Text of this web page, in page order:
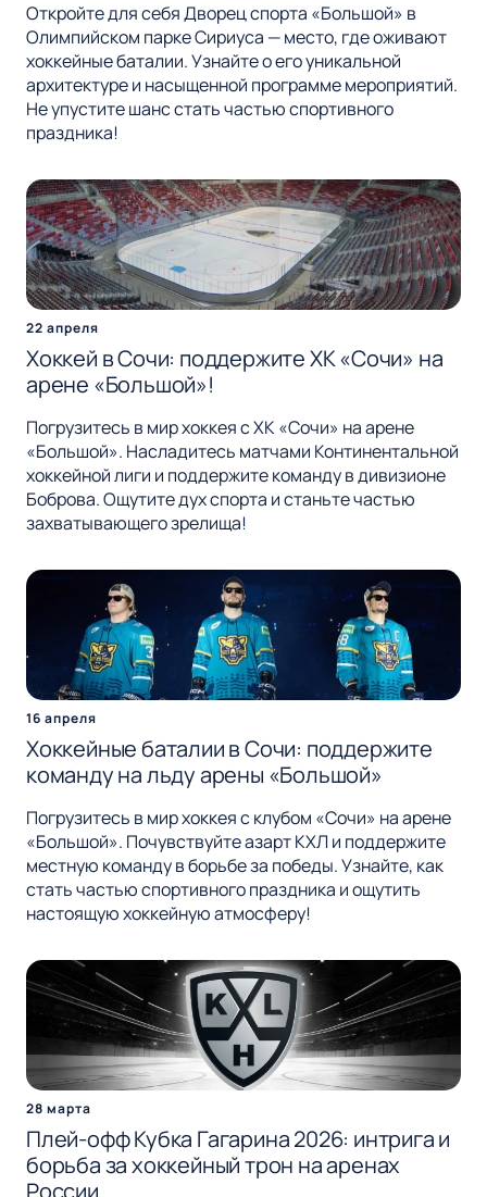
Откройте для себя Дворец спорта «Большой» в
Олимпийском парке Сириуса — место, где оживают
хоккейные баталии. Узнайте о его уникальной
архитектуре и насыщенной программе мероприятий.
Не упустите шанс стать частью спортивного
праздника!
22 апреля
Хоккей в Сочи: поддержите ХК «Сочи» на
арене «Большой»!
Погрузитесь в мир хоккея с ХК «Сочи» на арене
«Большой». Насладитесь матчами Континентальной
хоккейной лиги и поддержите команду в дивизионе
Боброва. Ощутите дух спорта и станьте частью
захватывающего зрелища!
16 апреля
Хоккейные баталии в Сочи: поддержите
команду на льду арены «Большой»
Погрузитесь в мир хоккея с клубом «Сочи» на арене
«Большой». Почувствуйте азарт КХЛ и поддержите
местную команду в борьбе за победы. Узнайте, как
стать частью спортивного праздника и ощутить
настоящую хоккейную атмосферу!
28 марта
Плей-офф Кубка Гагарина 2026: интрига и
борьба за хоккейный трон на аренах